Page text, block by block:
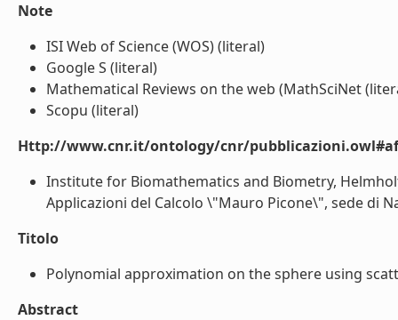
Note
ISI Web of Science (WOS) (literal)
Google S (literal)
Mathematical Reviews on the web (MathSciNet
Scopu (literal)
Http://www.cnr.it/ontology/cnr/
Institute for Biomathematics and Biometry,
Applicazioni del Calcolo \"Mauro Picone\", sede di
Titolo
Polynomial approximation on the sphere using
Abstract